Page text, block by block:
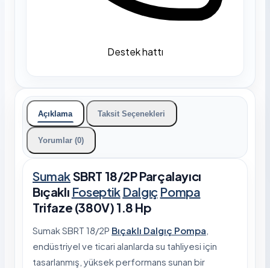
Destek hattı
Açıklama Taksit Seçenekleri
Yorumlar (0)
SumakSBRT 18/2P Parçalayıcı
Bıçaklı Foseptik Dalgıç Pompa
Trifaze (380V) 1.8 Hp
Sumak SBRT 18/2P Bıçaklı Dalgıç Pompa
endüstriyel ve ticari alanlarda su tahliyesi için
tasarlanmış, yüksek performans sunan bir